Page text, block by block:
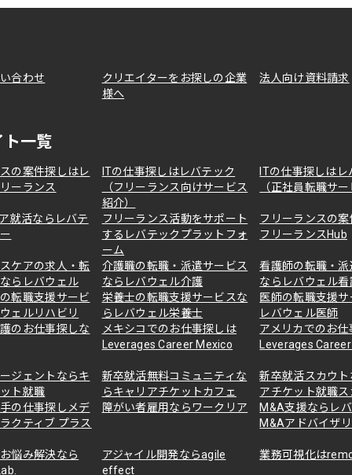
合わせ
クリエイターをお探しの企業
様へ
法人向け資料請求
ト一覧
の案件探しはレ
ーランス
ITの仕事探しはレバテック
（フリーランス向けサービス
紹介）
ITの仕事探しはレ
（正社員転職サー
就活ならレバテ
フリーランス活動をサポート
するレバテックプラットフォ
ーム
フリーランスの案
フリーランスHub
ケアの求人・転
らレバウェル
介護職の転職・派遣サービス
ならレバウェル介護
看護師の転職・派
ならレバウェル看
転職支援サービ
ェルリハビリ
栄養士の転職支援サービスな
らレバウェル栄養士
医師の転職支援サ
レバウェル医師
のお仕事探しな
メキシコでのお仕事探しは
Leverages Career Mexico
アメリカでのお仕
Leverages Career
ジェントならキ
ト就職
新卒就活無料コミュニティな
らキャリアチケットカフェ
新卒就活スカウト
アチケット就職ス
の仕事探しメデ
クティブ プラス
障がい者雇用ならワークリア
M&A支援ならレ
M&Aアドバイザ
悩み解決なら
アジャイル開発ならagile
effect
業務可視化は